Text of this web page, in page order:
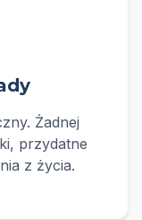
Żadnej
przydatne
z życia.